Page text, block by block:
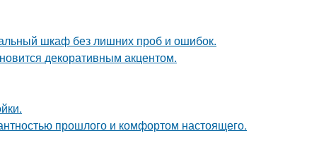
шкаф без лишних проб и ошибок.
декоративным акцентом.
прошлого и комфортом настоящего.